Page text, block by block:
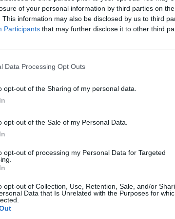
of your personal information by third parties on the
This information may also be disclosed by us to third
Participants that may further disclose it to other third
Data Processing Opt Outs
opt-out of the Sharing of my personal data.
opt-out of the Sale of my Personal Data.
opt-out of processing my Personal Data for Targeted
opt-out of Collection, Use, Retention, Sale, and/or
Data that Is Unrelated with the Purposes for
poprawkę do ostatniej Aktualizacji.​
08:45 - Przestój
klienta po najechaniu myszką na Portal Cieni
prędkości ruchu
została poprawiona.
na mapach z opcji PVP na serwerze Balor
do mroczny portalu "Kingshill w Dawnej Chwale”